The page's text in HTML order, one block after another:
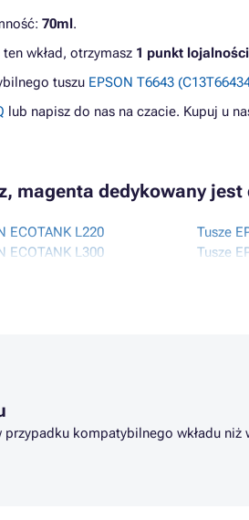
70ml.
wkład, otrzymasz 1 punkt
tuszu EPSON T6643
lub napisz do nas na czacie. Kupuj u
magenta dedykowany
ECOTANK L220
ECOTANK L300
Tusze
Tusze
przypadku kompatybilnego wkładu niż